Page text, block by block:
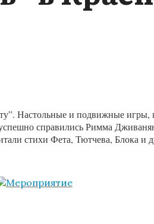
Настольные и подвижные
справились Римма
стихи Фета, Тютчева, Блока и